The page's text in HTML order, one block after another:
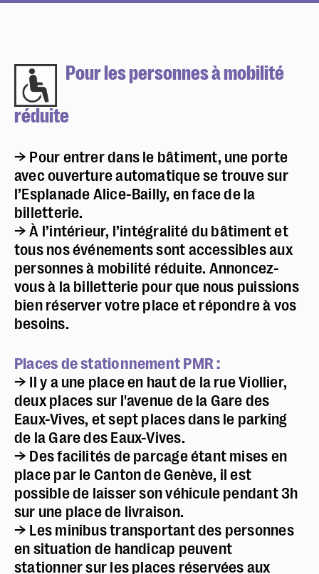
Pour les personnes à mobilité
réduite
→ Pour entrer dans le bâtiment, une porte
avec ouverture automatique se trouve sur
l’Esplanade Alice-Bailly, en face de la
billetterie.
→ À l’intérieur, l’intégralité du bâtiment et
tous nos événements sont accessibles aux
personnes à mobilité réduite. Annoncez-
vous à la billetterie pour que nous puissions
bien réserver votre place et répondre à vos
besoins.
Places de stationnement PMR :
→ Il y a une place en haut de la rue Viollier,
deux places sur l'avenue de la Gare des
Eaux-Vives, et sept places dans le parking
de la Gare des Eaux-Vives.
→ Des facilités de parcage étant mises en
place par le Canton de Genève, il est
possible de laisser son véhicule pendant 3h
sur une place de livraison.
→ Les minibus transportant des personnes
en situation de handicap peuvent
stationner sur les places réservées aux